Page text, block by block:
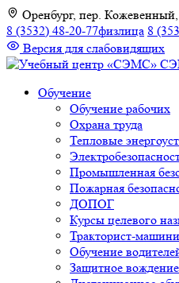
К
содержимому
Оренбург, пер.
8 (3532) 48-20-77физлица 8
Версия для слабовидящих
Обучение
Обучение рабочих
Охрана труда
Тепловые
Промышленная
Пожарная
ДОПОГ
Курсы целевого
Тракторист-
Обучение
Защитное вождение